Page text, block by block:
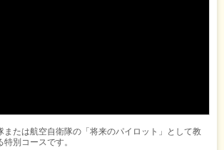
または航空自衛隊の「将来のパイロット」として教
別コースです。